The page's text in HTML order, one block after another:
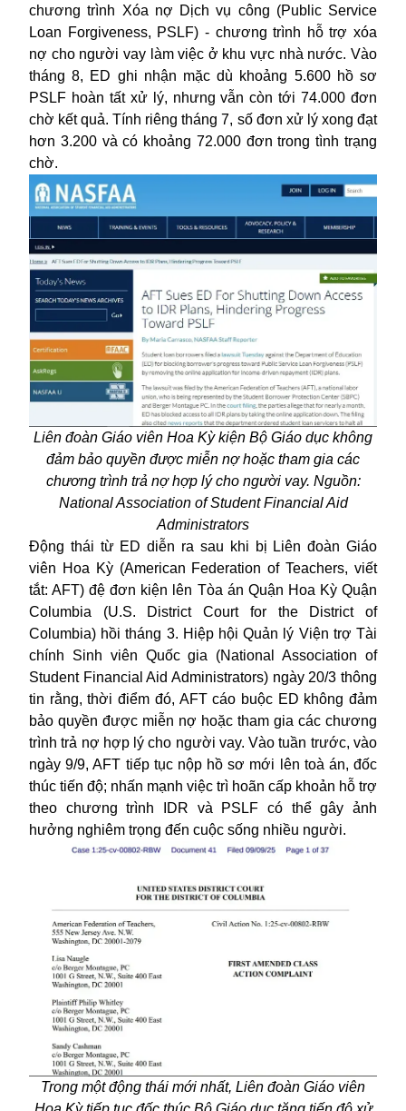
chương trình Xóa nợ Dịch vụ công (Public Service
Loan Forgiveness, PSLF) - chương trình hỗ trợ xóa
nợ cho người vay làm việc ở khu vực nhà nước. Vào
tháng 8, ED ghi nhận mặc dù khoảng 5.600 hồ sơ
PSLF hoàn tất xử lý, nhưng vẫn còn tới 74.000 đơn
chờ kết quả. Tính riêng tháng 7, số đơn xử lý xong đạt
hơn 3.200 và có khoảng 72.000 đơn trong tình trạng
chờ.
Liên đoàn Giáo viên Hoa Kỳ kiện Bộ Giáo dục không
đảm bảo quyền được miễn nợ hoặc tham gia các
chương trình trả nợ hợp lý cho người vay. Nguồn:
National Association of Student Financial Aid
Administrators
Động thái từ ED diễn ra sau khi bị Liên đoàn Giáo
viên Hoa Kỳ (American Federation of Teachers, viết
tắt: AFT) đệ đơn kiện lên Tòa án Quận Hoa Kỳ Quận
Columbia (U.S. District Court for the District of
Columbia) hồi tháng 3. Hiệp hội Quản lý Viện trợ Tài
chính Sinh viên Quốc gia (National Association of
Student Financial Aid Administrators) ngày 20/3 thông
tin rằng, thời điểm đó, AFT cáo buộc ED không đảm
bảo quyền được miễn nợ hoặc tham gia các chương
trình trả nợ hợp lý cho người vay. Vào tuần trước, vào
ngày 9/9, AFT tiếp tục nộp hồ sơ mới lên toà án, đốc
thúc tiến độ; nhấn mạnh việc trì hoãn cấp khoản hỗ trợ
theo chương trình IDR và PSLF có thể gây ảnh
hưởng nghiêm trọng đến cuộc sống nhiều người.
Trong một động thái mới nhất, Liên đoàn Giáo viên